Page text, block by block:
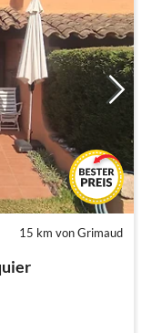
15 km von Grimaud